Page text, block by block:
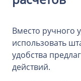
Вместо ручного
использовать
удобства
действий.